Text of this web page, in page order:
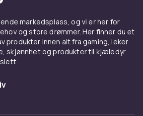
markedsplass, og vi er her for
og store drømmer. Her finner du et
produkter innen alt fra gaming, leker
skjønnhet og produkter til kjæledyr.